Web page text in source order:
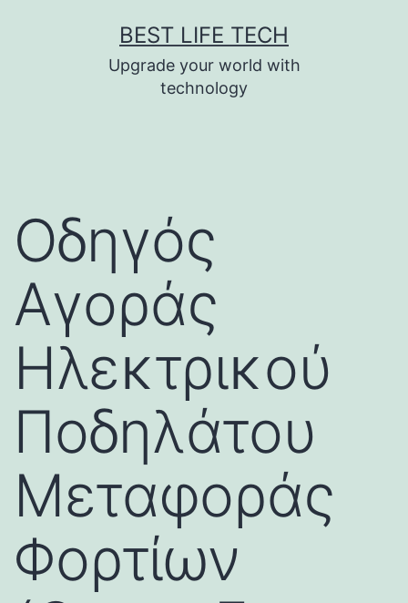
BEST LIFE TECH
Upgrade your world with
technology
Οδηγός
Αγοράς
Ηλεκτρικού
Ποδηλάτου
Μεταφοράς
Φορτίων